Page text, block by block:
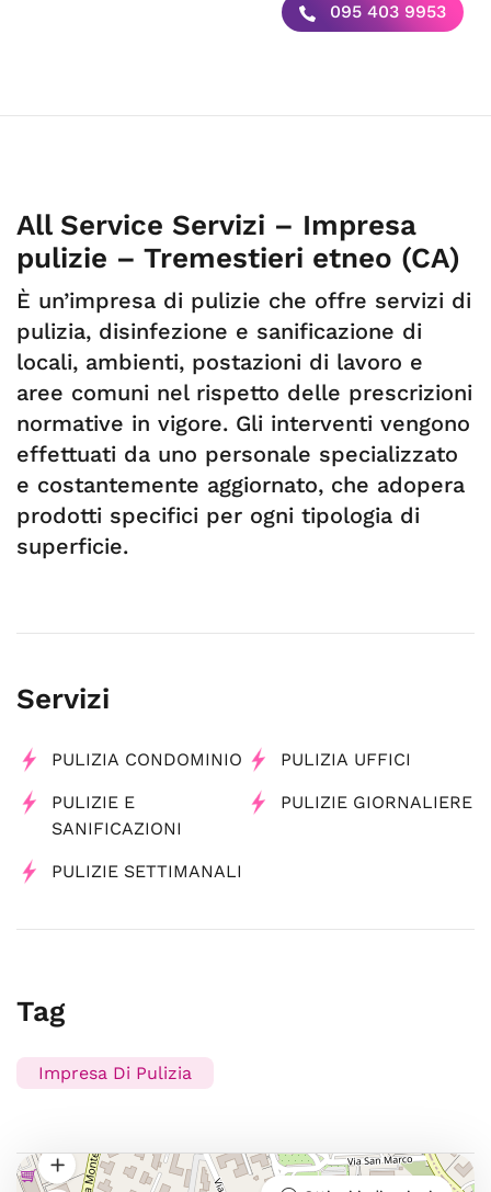
095 403 9953
All Service Servizi – Impresa
pulizie – Tremestieri etneo (CA)
È un’impresa di pulizie che offre servizi di
pulizia, disinfezione e sanificazione di
locali, ambienti, postazioni di lavoro e
aree comuni nel rispetto delle prescrizioni
normative in vigore. Gli interventi vengono
effettuati da uno personale specializzato
e costantemente aggiornato, che adopera
prodotti specifici per ogni tipologia di
superficie.
Servizi
PULIZIA CONDOMINIO PULIZIA UFFICI
PULIZIE E
SANIFICAZIONI
PULIZIE GIORNALIERE
PULIZIE SETTIMANALI
Tag
Impresa Di Pulizia